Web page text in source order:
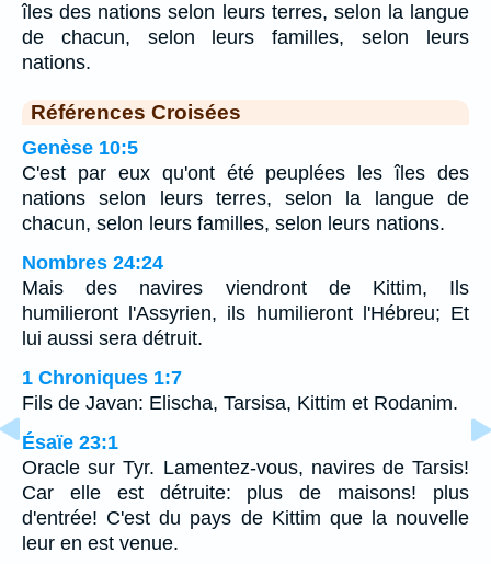
îles des nations selon leurs terres, selon la langue
de chacun, selon leurs familles, selon leurs
nations.
Références Croisées
Genèse 10:5
C'est par eux qu'ont été peuplées les îles des
nations selon leurs terres, selon la langue de
chacun, selon leurs familles, selon leurs nations.
Nombres 24:24
Mais des navires viendront de Kittim, Ils
humilieront l'Assyrien, ils humilieront l'Hébreu; Et
lui aussi sera détruit.
1 Chroniques 1:7
Fils de Javan: Elischa, Tarsisa, Kittim et Rodanim.
Ésaïe 23:1
Oracle sur Tyr. Lamentez-vous, navires de Tarsis!
Car elle est détruite: plus de maisons! plus
d'entrée! C'est du pays de Kittim que la nouvelle
leur en est venue.